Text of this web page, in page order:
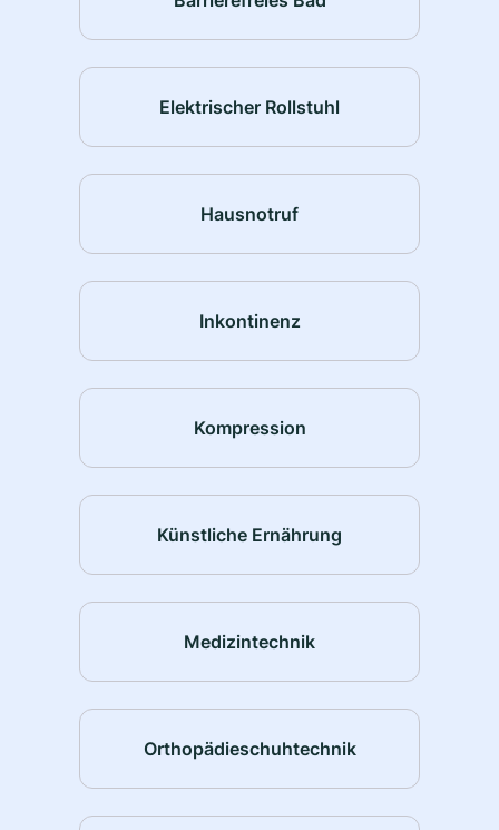
Elektrischer Rollstuhl
Hausnotruf
Inkontinenz
Kompression
Künstliche Ernährung
Medizintechnik
Orthopädieschuhtechnik